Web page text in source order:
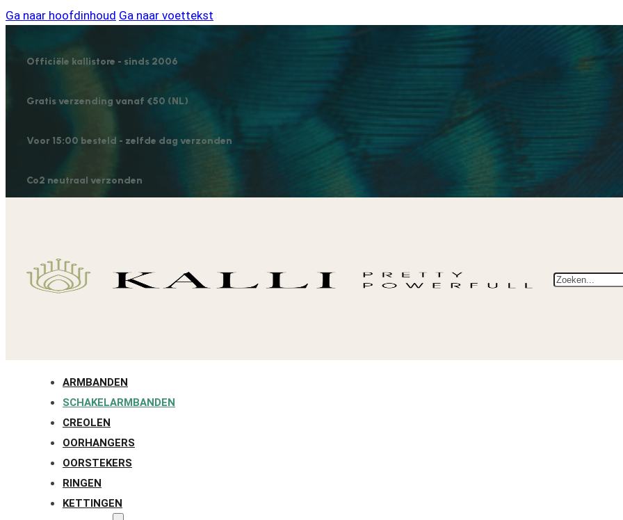
Ga naar hoofdinhoud Ga naar voettekst
Officiële kallistore - sinds 2006
Gratis verzending vanaf €50 (NL)
Voor 15:00 besteld - zelfde dag verzonden
Co2 neutraal verzonden
Zoeken
ARMBANDEN
SCHAKELARMBANDEN
CREOLEN
OORHANGERS
OORSTEKERS
RINGEN
KETTINGEN